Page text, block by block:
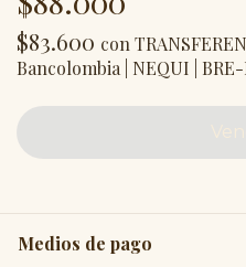
$83.600 con
Bancolombia | NEQUI | BRE-
Medios de pago